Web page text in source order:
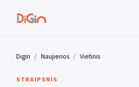
Digin Naujienos Vietinis
STRAIPSNIS